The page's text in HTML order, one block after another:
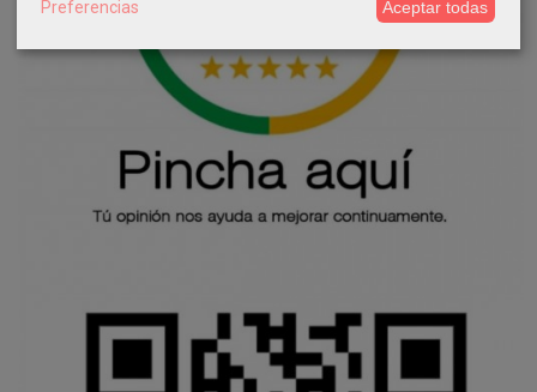
Preferencias Aceptar todas